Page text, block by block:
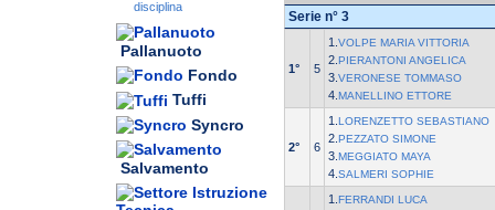
Pallanuoto
Fondo
Tuffi
Syncro
Salvamento
Serie n° 3
1° 5
1. VOLPE MARIA VITTORIA
2. PIERANTONI ANGELICA
3. VERONESE TOMMASO
4. MANELLINO ETTORE
2° 6
1. LORENZETTO SEBASTIANO
2. PEZZATO SIMONE
3. MEGGIATO MAYA
4. SALMERI SOPHIE
1. FERRANDI LUCA